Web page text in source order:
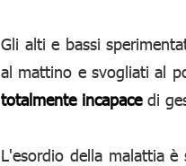
Gli alti e bassi
al mattino e svogliati al
totalmente incapacedi
L'esordio della malattia